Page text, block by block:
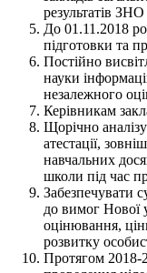
результатів
До 01.11.2018
підготовки та
Постійно
науки
незалежного
Керівникам
Щорічно
атестації,
навчальних
школи під час
Забезпечувати
до вимог Нової
оцінювання,
розвитку
Протягом 2018-